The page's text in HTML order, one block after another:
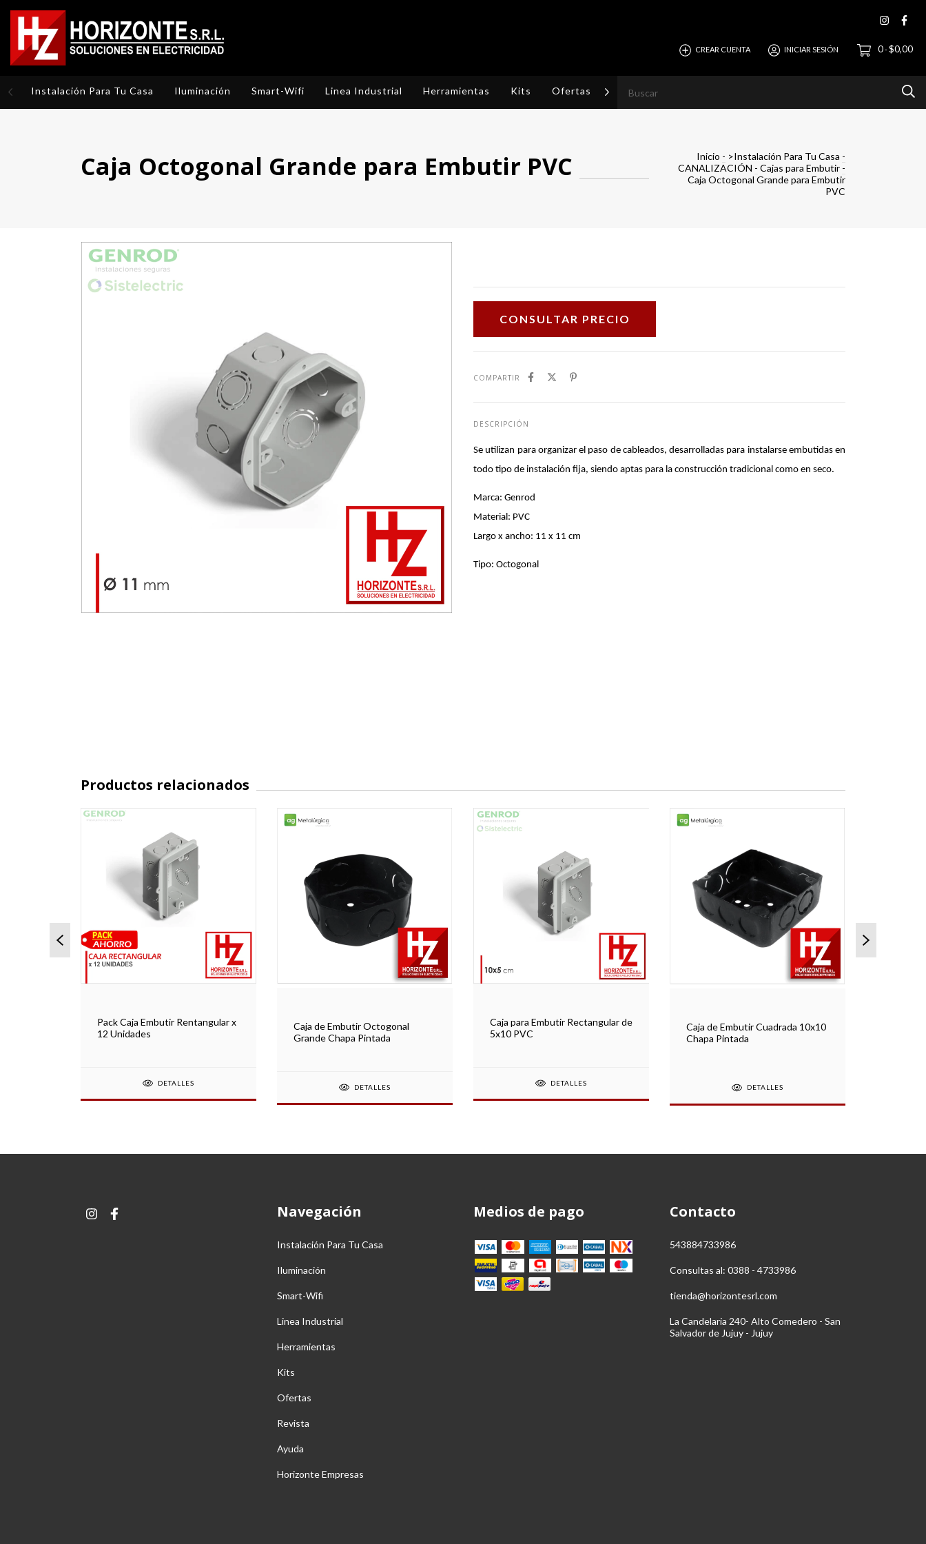
CREAR CUENTA INICIAR SESIÓN 0-$0,00
Instalación Para Tu Casa Iluminación Smart-Wifi Linea Industrial Herramientas Kits Ofertas Revista
Caja Octogonal Grande para Embutir PVC Inicio - >Instalación Para Tu Casa -
CANALIZACIÓN - Cajas para Embutir -
Caja Octogonal Grande para Embutir
PVC
COMPARTIR
DESCRIPCIÓN
Se utilizan para organizar el paso de cableados, desarrolladas para instalarse embutidas en
todo tipo de instalación fija, siendo aptas para la construcción tradicional como en seco.
Marca: Genrod
Material: PVC
Largo x ancho: 11 x 11 cm
Tipo: Octogonal
Productos relacionados
Pack Caja Embutir Rentangular x
12 Unidades
DETALLES
Caja de Embutir Octogonal
Grande Chapa Pintada
DETALLES
Caja para Embutir Rectangular de
5x10 PVC
DETALLES
Caja de Embutir Cuadrada 10x10
Chapa Pintada
DETALLES
Navegación
Instalación Para Tu Casa
Iluminación
Smart-Wifi
Linea Industrial
Herramientas
Kits
Ofertas
Revista
Ayuda
Horizonte Empresas
Medios de pago Contacto
543884733986
Consultas al: 0388 - 4733986
tienda@horizontesrl.com
La Candelaria 240- Alto Comedero - San
Salvador de Jujuy - Jujuy